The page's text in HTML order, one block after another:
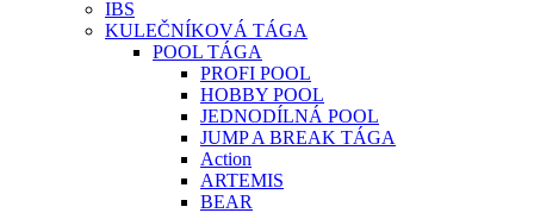
IBS
KULEČNÍKOVÁ TÁGA
POOL TÁGA
PROFI POOL
HOBBY POOL
JEDNODÍLNÁ POOL
JUMP A BREAK TÁGA
Action
ARTEMIS
BEAR